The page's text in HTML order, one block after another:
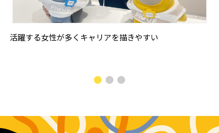
活躍する女性が多くキャリアを描きやすい